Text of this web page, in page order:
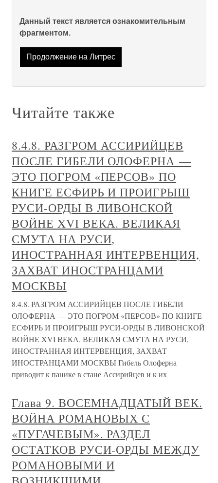
Данный текст является ознакомительным
фрагментом.
Продолжение на Литрес
Читайте также
8.4.8. РАЗГРОМ АССИРИЙЦЕВ
ПОСЛЕ ГИБЕЛИ ОЛОФЕРНА —
ЭТО ПОГРОМ «ПЕРСОВ» ПО
КНИГЕ ЕСФИРЬ И ПРОИГРЫШ
РУСИ-ОРДЫ В ЛИВОНСКОЙ
ВОЙНЕ XVI ВЕКА. ВЕЛИКАЯ
СМУТА НА РУСИ,
ИНОСТРАННАЯ ИНТЕРВЕНЦИЯ,
ЗАХВАТ ИНОСТРАНЦАМИ
МОСКВЫ
8.4.8. РАЗГРОМ АССИРИЙЦЕВ ПОСЛЕ ГИБЕЛИ
ОЛОФЕРНА — ЭТО ПОГРОМ «ПЕРСОВ» ПО КНИГЕ
ЕСФИРЬ И ПРОИГРЫШ РУСИ-ОРДЫ В ЛИВОНСКОЙ
ВОЙНЕ XVI ВЕКА. ВЕЛИКАЯ СМУТА НА РУСИ,
ИНОСТРАННАЯ ИНТЕРВЕНЦИЯ, ЗАХВАТ
ИНОСТРАНЦАМИ МОСКВЫ Гибель Олоферна
приводит к панике в стане Ассирийцев и к их
Глава 9. ВОСЕМНАДЦАТЫЙ ВЕК.
ВОЙНА РОМАНОВЫХ С
«ПУГАЧЕВЫМ». РАЗДЕЛ
ОСТАТКОВ РУСИ-ОРДЫ МЕЖДУ
РОМАНОВЫМИ И